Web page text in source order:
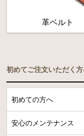
革ベルト
初めてご注文いただく
初めての方へ
安心のメンテナンス